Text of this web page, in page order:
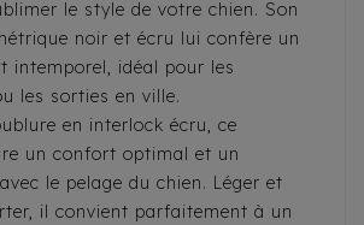
le style de votre chien. Son
noir et écru lui confère un
intemporel, idéal pour les
les sorties en ville.
en interlock écru, ce
un confort optimal et un
le pelage du chien. Léger et
il convient parfaitement à un